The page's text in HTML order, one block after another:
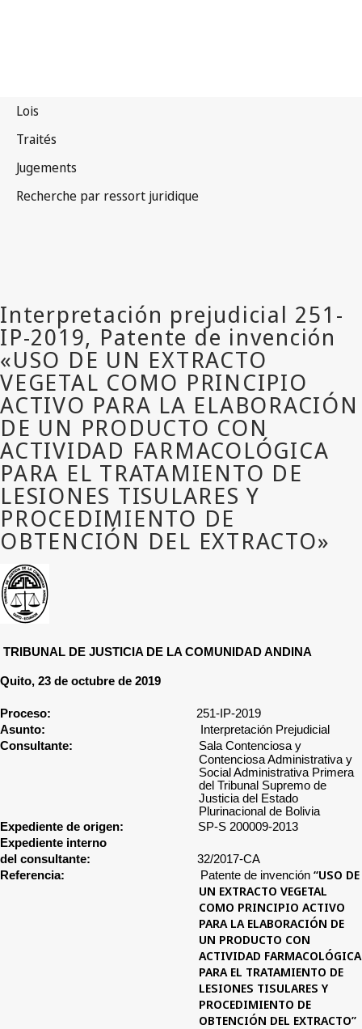
TRIBUNAL DE JUSTICIA DE LA COMUNIDAD ANDINA
Quito, 23 de octubre de 2019
Proceso: 251-IP-2019
Asunto:
Interpretación Prejudicial
Consultante: Sala Contenciosa y
Contenciosa Administrativa y
Social Administrativa Primera
del Tribunal Supremo de
Justicia del Estado
Plurinacional de Bolivia
Expediente de origen: SP-S 200009-2013
Expediente interno
del consultante: 32/2017-CA
Referencia:
Patente de invención “USO DE
UN EXTRACTO VEGETAL
COMO PRINCIPIO ACTIVO
PARA LA ELABORACIÓN DE
UN PRODUCTO CON
ACTIVIDAD FARMACOLÓGICA
PARA EL TRATAMIENTO DE
LESIONES TISULARES Y
PROCEDIMIENTO DE
OBTENCIÓN DEL EXTRACTO”